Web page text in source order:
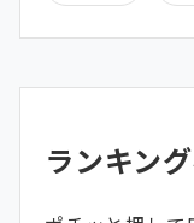
ランキン